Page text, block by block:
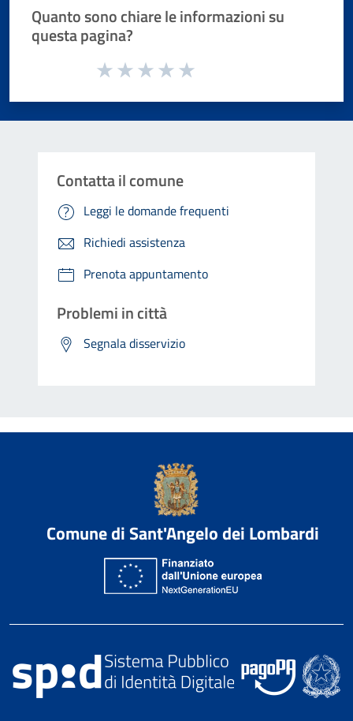
Quanto sono chiare le informazioni su
questa pagina?
Valuta da 1 a 5 stelle la pagina
Contatta il comune
Leggi le domande frequenti
Richiedi assistenza
Prenota appuntamento
Problemi in città
Segnala disservizio
Comune di Sant'Angelo dei Lombardi